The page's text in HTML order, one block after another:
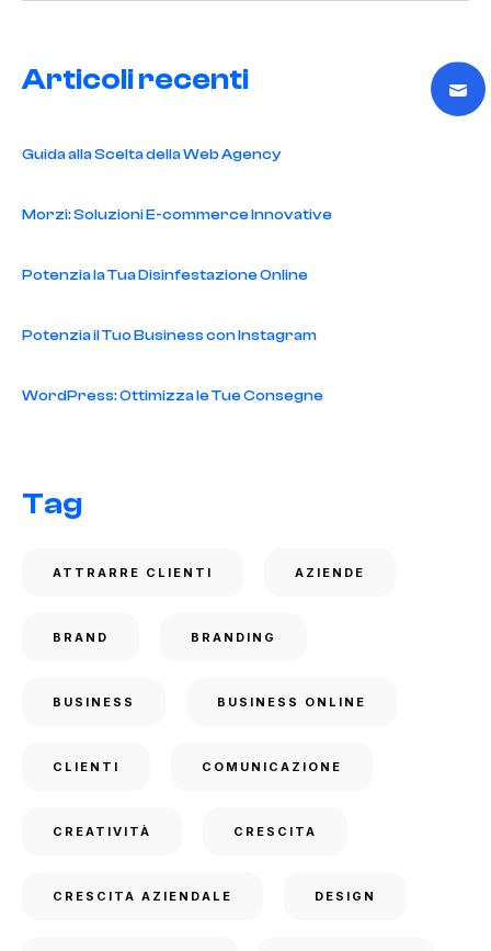
Articoli recenti
Guida alla Scelta della Web Agency
Morzi: Soluzioni E-commerce Innovative
Potenzia la Tua Disinfestazione Online
Potenzia il Tuo Business con Instagram
WordPress: Ottimizza le Tue Consegne
Tag
ATTRARRE CLIENTI AZIENDE
BRAND BRANDING
BUSINESS BUSINESS ONLINE
CLIENTI COMUNICAZIONE
CREATIVITÀ CRESCITA
CRESCITA AZIENDALE DESIGN